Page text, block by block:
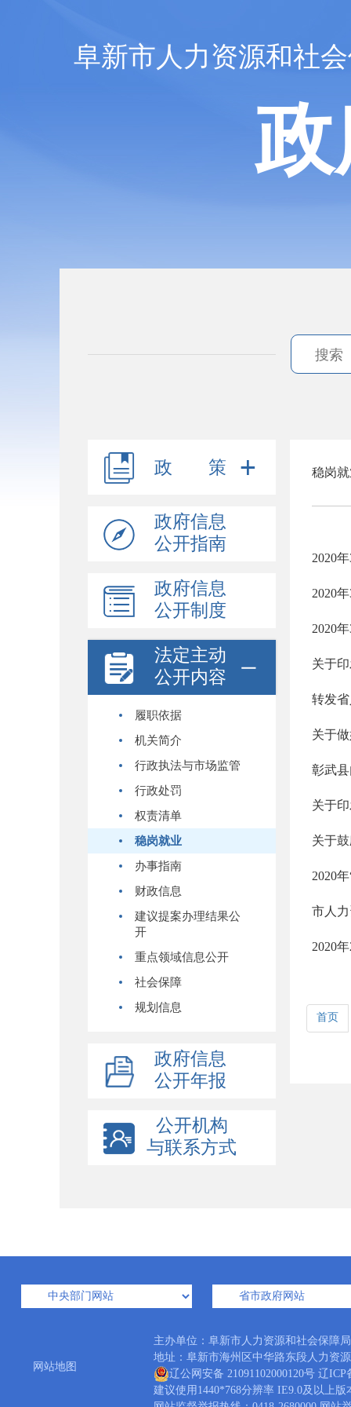
阜新市人力资源和社
政 策
政府信息
公开指南
政府信息
公开制度
法定主动
公开内容
履职依据
机关简介
行政执法与市场监管
行政处罚
权责清单
稳岗就业
办事指南
财政信息
建议提案办理结果公
开
重点领域信息公开
社会保障
规划信息
政府信息
公开年报
公开机构
与联系方式
稳岗
2020
2020
2020
关于
关于
彰武
关于
2020
2020
首页
网站地图
主办单位：阜新市人力资源和社会保
地址：阜新市海州区中华路东段人力
辽公网安备 21091102000120号 辽ICP
建议使用1440*768分辨率 IE9.0及以上版